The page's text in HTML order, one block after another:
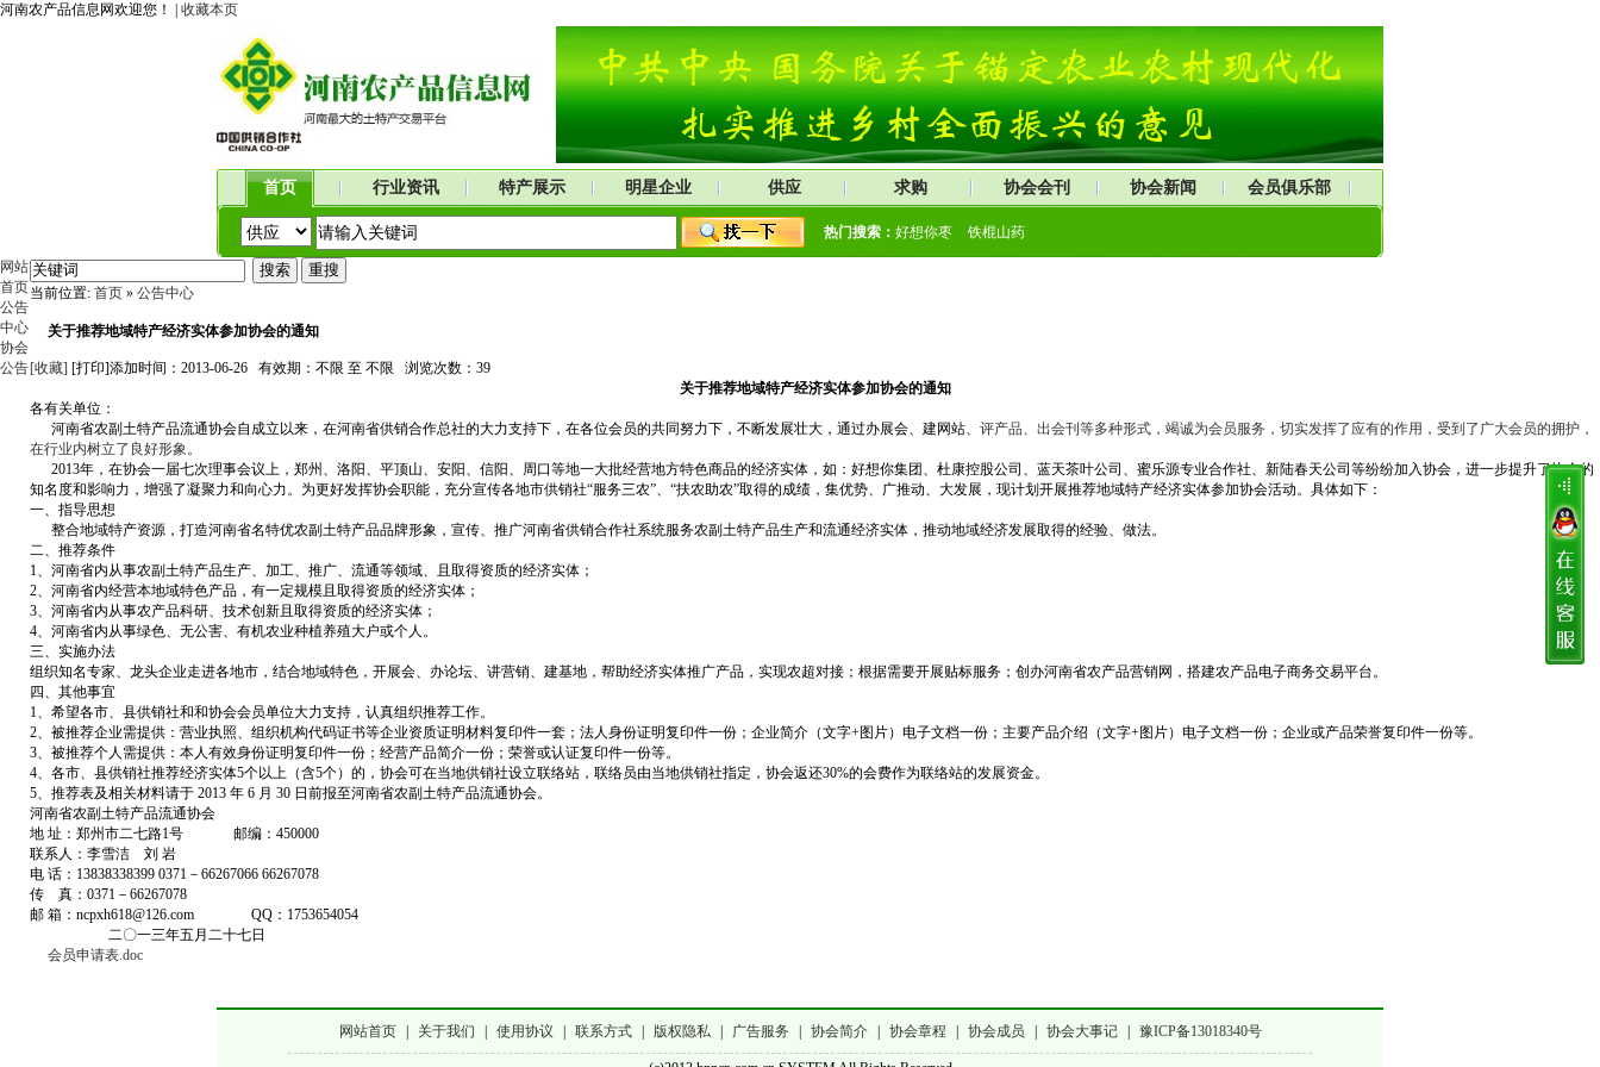
河南农产品信息网欢迎您！ | 收藏本页
首页 行业资讯 特产展示 明星企业 供应 求购 协会会刊 协会新闻 会员俱乐部
热门搜索： 好想你枣 铁棍山药
网站
首页
公告
中心
协会
公告
当前位置: 首页 » 公告中心
关于推荐地域特产经济实体参加协会的通知
[收藏] [打印]添加时间：2013-06-26 有效期：不限 至 不限 浏览次数： 39
关于推荐地域特产经济实体参加协会的通知
各有关单位：
河南省农副土特产品流通协会自成立以来，在河南省供销合作总社的大力支持下，在各位会员的共同努力下，不断发展壮大，通过办展会、建网站、 评产品、 出会刊等多种形式，竭诚为会员服务，切实发挥了应有的作用，受到了广大会员的拥护，
在行业内树立了良好形象。
2013年，在协会一届七次理事会议上，郑州、洛阳、平顶山、安阳、信阳、周口等地一大批经营地方特色商品的经济实体，如：好想你集团、杜康控股公司、蓝天茶叶公司、蜜乐源专业合作社、新陆春天公司等纷纷加入协会，进一步提升了协会的
知名度和影响力，增强了凝聚力和向心力。为更好发挥协会职能，充分宣传各地市供销社“服务三农”、“扶农助农”取得的成绩，集优势、广推动、大发展，现计划开展推荐地域特产经济实体参加协会活动。具体如下：
一、指导思想
整合地域特产资源，打造河南省名特优农副土特产品品牌形象，宣传、推广河南省供销合作社系统服务农副土特产品生产和流通经济实体，推动地域经济发展取得的经验、做法。
二、推荐条件
1、 河南省内从事农副土特产品生产、加工、推广、流通等领域、且取得资质的经济实体；
2、 河南省内经营本地域特色产品，有一定规模且取得资质的经济实体；
3、 河南省内从事农产品科研、技术创新且取得资质的经济实体；
4、 河南省内从事绿色、无公害、有机农业种植养殖大户或个人。
三、实施办法
组织知名专家、龙头企业走进各地市，结合地域特色，开展会、办论坛、讲营销、建基地，帮助经济实体推广产品，实现农超对接；根据需要开展贴标服务；创办河南省农产品营销网，搭建农产品电子商务交易平台。
四、其他事宜
1、 希望各市、县供销社和和协会会员单位大力支持，认真组织推荐工作。
2、 被推荐企业需提供：营业执照、组织机构代码证书等企业资质证明材料复印件一套；法人身份证明复印件一份；企业简介（文字+图片）电子文档一份；主要产品介绍（文字+图片）电子文档一份；企业或产品荣誉复印件一份等。
3、被推荐个人需提供：本人有效身份证明复印件一份；经营产品简介一份；荣誉或认证复印件一份等。
4、各市、县供销社推荐经济实体5个以上（含5个）的，协会可在当地供销社设立联络站，联络员由当地供销社指定，协会返还30%的会费作为联络站的发展资金。
5、推荐表及相关材料请于 2013 年 6 月 30 日前报至河南省农副土特产品流通协会。
河南省农副土特产品流通协会
地 址：郑州市二七路1号 邮编： 450000
联系人：李雪洁 刘 岩
电 话： 13838338399 0371－ 66267066 66267078
传 真：0371－ 66267078
邮 箱： ncpxh618@126.com
QQ：1753654054
二〇一三年五月二十七日
会员申请表.doc
网站首页 关于我们 使用协议 联系方式 版权隐私 广告服务 协会简介 协会章程 协会成员 协会大事记 豫ICP备13018340号